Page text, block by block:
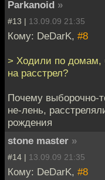
Parkanoid »
#13 | 13.09.09 21:35
Кому: DeDarK, #8
> Ходили по домам,
на расстрел?
Почему выборочно-
не-лень,
рождения
stone master »
#14 | 13.09.09 21:35
Кому: DeDarK, #8